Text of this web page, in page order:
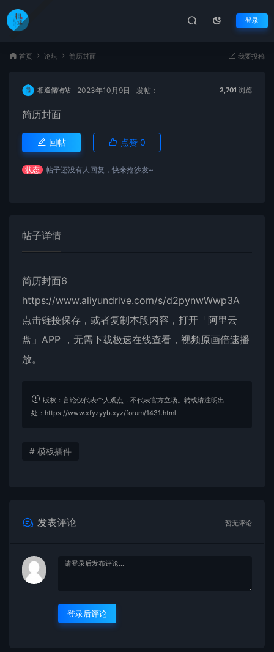
登录
首页 论坛 简历封面 我要投稿
相逢储物站 2023年10月9日 发帖： 2,701 浏览
简历封面
回帖 点赞 0
状态 帖子还没有人回复，快来抢沙发~
帖子详情
简历封面6
https://www.aliyundrive.com/s/d2pynwWwp3A
点击链接保存，或者复制本段内容，打开「阿里云
盘」APP ，无需下载极速在线查看，视频原画倍速播
放。
版权：言论仅代表个人观点，不代表官方立场。转载请注明出
处：https://www.xfyzyyb.xyz/forum/1431.html
# 模板插件
发表评论 暂无评论
登录后评论